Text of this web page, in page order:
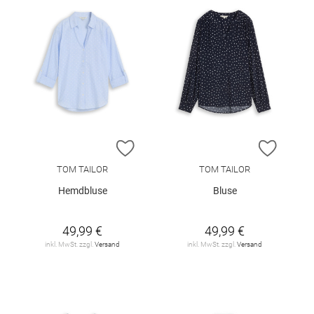
ZUR WUNSCHLISTE HINZUFÜGEN
TOM TAILOR
Hemdbluse
49,99 €
inkl. MwSt. zzgl. Versand
ZUR
TOM TAILOR
Bluse
49,99 €
inkl. MwSt. zzgl. Versand